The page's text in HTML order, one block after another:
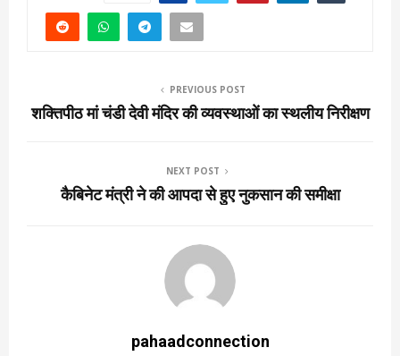
PREVIOUS POST
शक्तिपीठ मां चंडी देवी मंदिर की व्यवस्थाओं का स्थलीय निरीक्षण
NEXT POST
कैबिनेट मंत्री ने की आपदा से हुए नुकसान की समीक्षा
pahaadconnection